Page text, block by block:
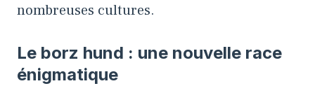
nombreuses cultures.
Le borz hund : une nouvelle race
énigmatique